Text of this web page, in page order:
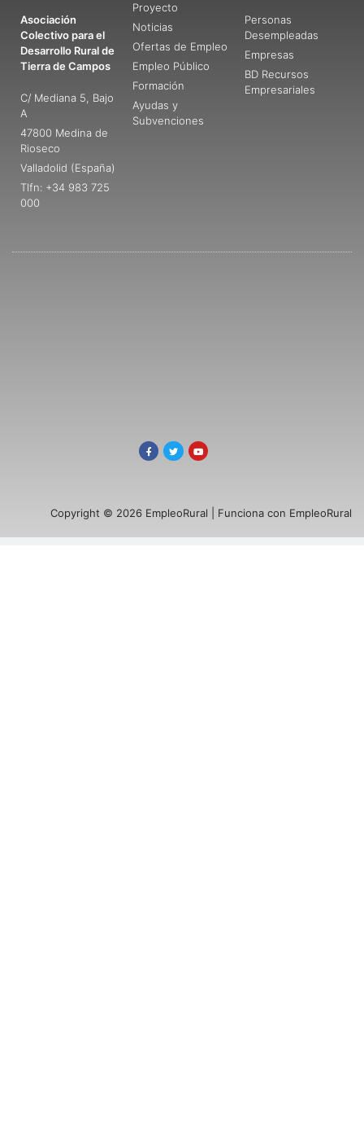
Asociación
Colectivo para el
Desarrollo Rural de
Tierra de Campos
C/ Mediana 5, Bajo
A
47800 Medina de
Rioseco
Valladolid (España)
Tlfn: +34 983 725
000
Proyecto
Noticias
Ofertas de Empleo
Empleo Público
Formación
Ayudas y
Subvenciones
Personas
Desempleadas
Empresas
BD Recursos
Empresariales
Copyright © 2026 EmpleoRural | Funciona con EmpleoRural